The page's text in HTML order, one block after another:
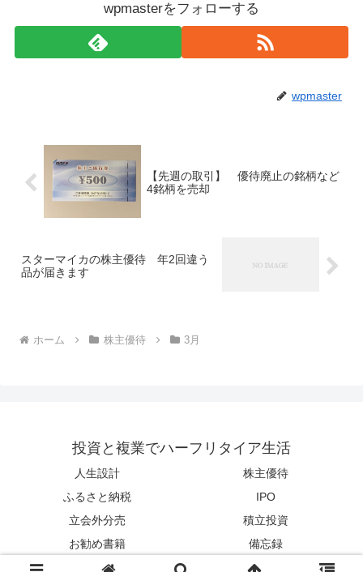
wpmasterをフォローする
wpmaster
【先週の取引】 優待廃止の銘柄など
4銘柄を売却
スターマイカの株主優待 年2回違う
品が届きます
ホーム 株主優待 3月
投資と複業でハーフリタイア生活
人生設計
株主優待
ふるさと納税
IPO
立会外分売
積立投資
お勧め書籍
備忘録